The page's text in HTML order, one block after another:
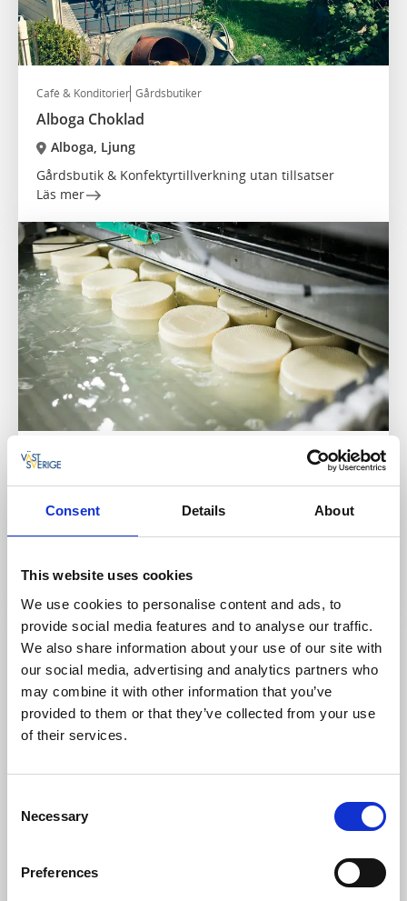
Consent Details About
This website uses cookies
We use cookies to personalise content and ads, to
provide social media features and to analyse our traffic.
We also share information about your use of our site with
our social media, advertising and analytics partners who
may combine it with other information that you’ve
provided to them or that they’ve collected from your use
of their services.
Selection
Necessary
Preferences
Café & Konditorier Gårdsbutiker
Alboga Choklad
Alboga, Ljung
Gårdsbutik & Konfektyrtillverkning utan tillsatser
Läs mer
Gårdsbutiker
Gäsene Mejeri Gårdsbutik
Ljung
4.5★★★★★ (641)
Läs mer
LillPuttLand